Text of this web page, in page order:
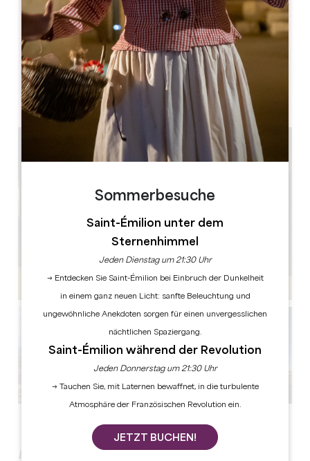
Begeben Sie sich auf eine nächtliche, theatralische
MONAT DER ERÖFFNUNG
J M A M J J A S O N D
TAGE DER ÖFFNUNG
M
AM
D M
AM AM
F
AM
Sommerbesuche
Saint-Émilion unter dem
Sternenhimmel
Jeden Dienstag um 21:30 Uhr
→ Entdecken Sie Saint-Émilion bei Einbruch der Dunkelheit
in einem ganz neuen Licht: sanfte Beleuchtung und
ungewöhnliche Anekdoten sorgen für einen unvergesslichen
nächtlichen Spaziergang.
Saint-Émilion während der Revolution
Jeden Donnerstag um 21:30 Uhr
→ Tauchen Sie, mit Laternen bewaffnet, in die turbulente
Atmosphäre der Französischen Revolution ein.
JETZT BUCHEN!